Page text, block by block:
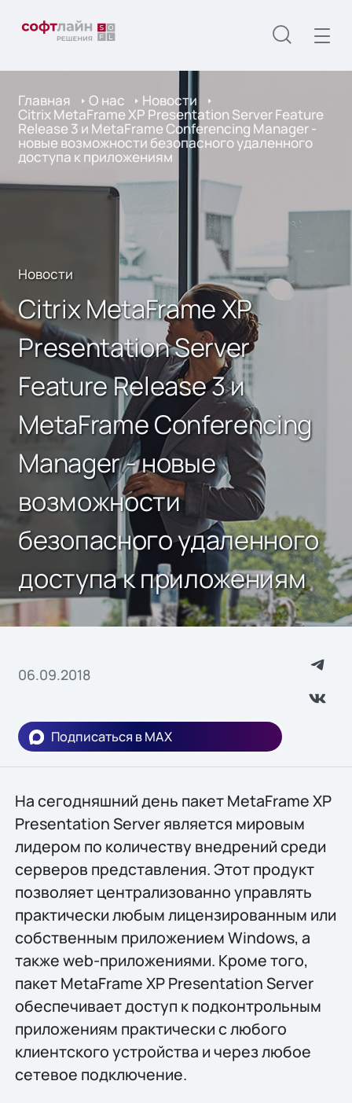
Главная О нас Новости
Citrix MetaFrame XP Presentation Server Feature
Release 3 и MetaFrame Conferencing Manager -
новые возможности безопасного удаленного
доступа к приложениям
Новости
Citrix MetaFrame XP
Presentation Server
Feature Release 3 и
MetaFrame Conferencing
Manager - новые
возможности
безопасного удаленного
доступа к приложениям
06.09.2018
Подписаться в MAX
На сегодняшний день пакет MetaFrame XP
Presentation Server является мировым
лидером по количеству внедрений среди
серверов представления. Этот продукт
позволяет централизованно управлять
практически любым лицензированным или
собственным приложением Windows, а
также web-приложениями. Кроме того,
пакет MetaFrame XP Presentation Server
обеспечивает доступ к подконтрольным
приложениям практически с любого
клиентского устройства и через любое
сетевое подключение.